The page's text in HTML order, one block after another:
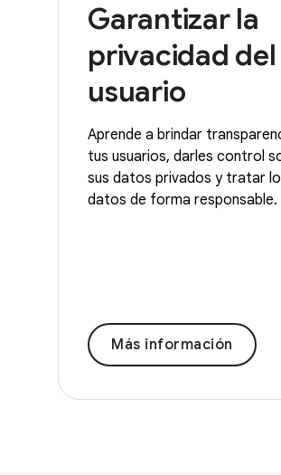
Garantizar la
privacidad del
usuario
Aprende a brindar
tus usuarios, darles control
sus datos privados y tratar
datos de forma responsable.
Más información